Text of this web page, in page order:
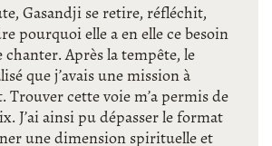
Gasandji se retire, réfléchit,
pourquoi elle a en elle ce besoin
Après la tempête, le
que j’avais une mission à
Trouver cette voie m’a permis de
J’ai ainsi pu dépasser le format
une dimension spirituelle et